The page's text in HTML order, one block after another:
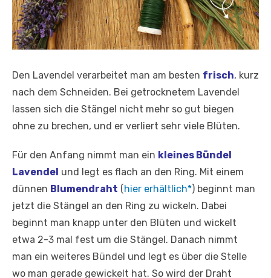
Den Lavendel verarbeitet man am besten frisch, kurz
nach dem Schneiden. Bei getrocknetem Lavendel
lassen sich die Stängel nicht mehr so gut biegen
ohne zu brechen, und er verliert sehr viele Blüten.
Für den Anfang nimmt man ein kleines Bündel
Lavendel und legt es flach an den Ring. Mit einem
dünnen Blumendraht (hier erhältlich*) beginnt man
jetzt die Stängel an den Ring zu wickeln. Dabei
beginnt man knapp unter den Blüten und wickelt
etwa 2-3 mal fest um die Stängel. Danach nimmt
man ein weiteres Bündel und legt es über die Stelle
wo man gerade gewickelt hat. So wird der Draht